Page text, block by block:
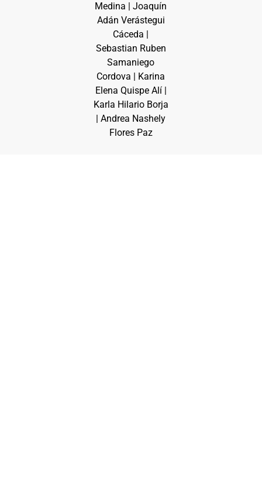
Medina | Joaquín
Adán Verástegui
Cáceda |
Sebastian Ruben
Samaniego
Cordova | Karina
Elena Quispe Alí |
Karla Hilario Borja
| Andrea Nashely
Flores Paz